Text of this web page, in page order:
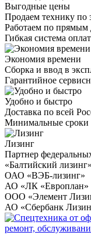
Выгодные цены
Продаем технику по
Работаем по прямым
Гибкая система
Экономия времени
Сборка и ввод в
Гарантийное
Удобно и быстро
Доставка по всей
Минимальные сроки
Лизинг
Партнер
«Балтийский лизинг»
ОАО «ВЭБ-лизинг»
АО «ЛК «Европлан»
ООО «Элемент
АО «Сбербанк